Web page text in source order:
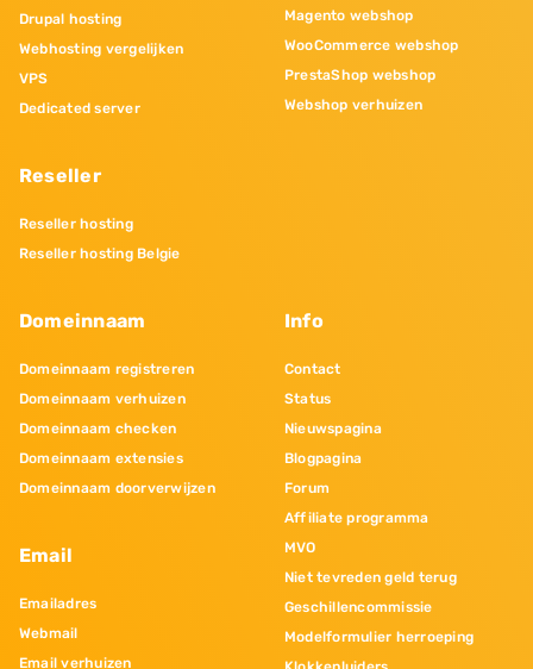
Drupal hosting
Webhosting vergelijken
VPS
Dedicated server
Reseller
Reseller hosting
Reseller hosting Belgie
Magento webshop
WooCommerce webshop
PrestaShop webshop
Webshop verhuizen
Domeinnaam
Domeinnaam registreren
Domeinnaam verhuizen
Domeinnaam checken
Domeinnaam extensies
Domeinnaam doorverwijzen
Email
Emailadres
Webmail
Email verhuizen
Info
Contact
Status
Nieuwspagina
Blogpagina
Forum
Affiliate programma
MVO
Niet tevreden geld terug
Geschillencommissie
Modelformulier herroeping